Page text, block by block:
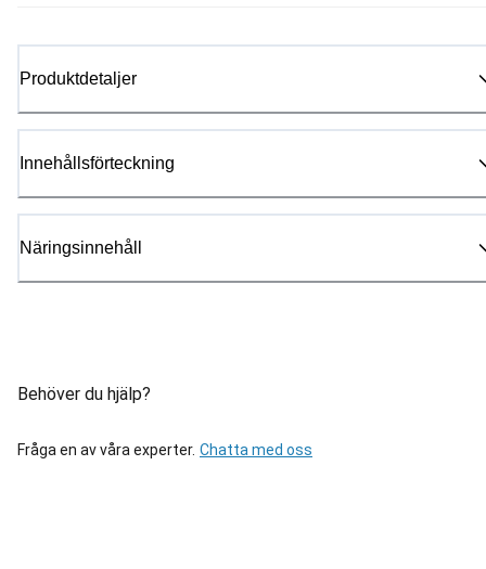
Produktdetaljer
Innehållsförteckning
Näringsinnehåll
Behöver du hjälp?
Fråga en av våra experter. Chatta med oss